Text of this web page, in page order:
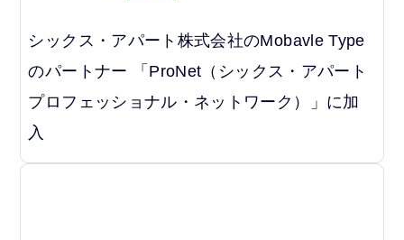
シックス・アパート株式会社のMobavle Type
のパートナー 「ProNet（シックス・アパート
プロフェッショナル・ネットワーク）」に加
入